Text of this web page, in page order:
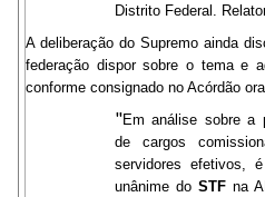
Distrito Federal.
A deliberação do Supremo ainda
federação dispor sobre o tema e
conforme consignado no Acórdão
"Em análise sobre a
de cargos
servidores efetivos,
unânime doSTF na